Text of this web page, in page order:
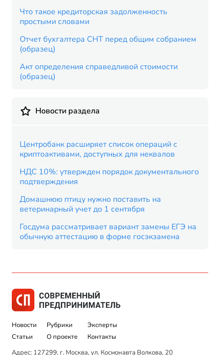
Что такое кредиторская задолженность
простыми словами
Отчет бухгалтера СНТ перед общим собранием
(образец)
Акт определения справедливой стоимости
(образец)
Новости раздела
Центробанк расширяет список операций с
криптоактивами, доступных для неквалов
НДС 10%: утвержден порядок документального
подтверждения
Домашнюю птицу нужно поставить на
ветеринарный учет до 1 сентября
Госдума рассматривает вариант замены ЕГЭ на
обычную аттестацию в форме госэкзамена
Новости
Статьи
Рубрики
О проекте
Эксперты
Контакты
Адрес: 127299, г. Москва, ул. Космонавта Волкова, 20